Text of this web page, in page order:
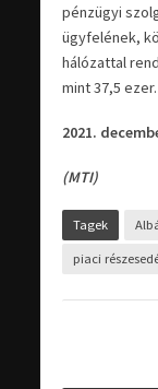
pénzügyi
ügyfelének,
hálózattal
mint 37,5 ezer.
2021.
(MTI)
Tagek
piaci